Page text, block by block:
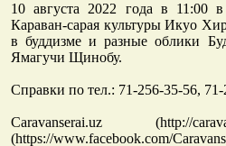
10 августа 2022 года в 11:00
Караван-сарая культуры Икуо
в буддизме и разные облики
Ямагучи Щинобу.
Справки по тел.: 71-256-35-56,
Caravanserai.uz (http://
(https://